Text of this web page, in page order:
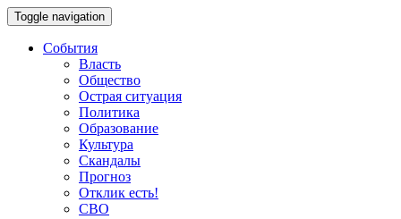
Toggle navigation
События
Власть
Общество
Острая ситуация
Политика
Образование
Культура
Скандалы
Прогноз
Отклик есть!
СВО